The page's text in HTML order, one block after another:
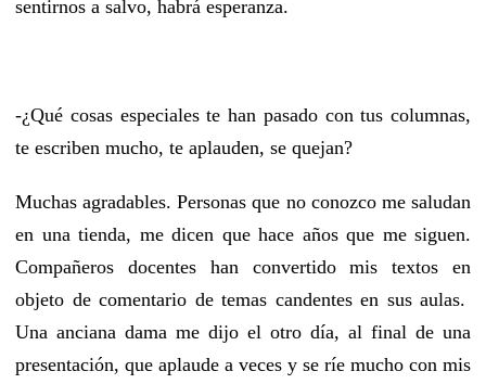
sentirnos a salvo, habrá esperanza.
-¿Qué cosas especiales te han pasado con tus columnas,
te escriben mucho, te aplauden, se quejan?
Muchas agradables. Personas que no conozco me saludan
en una tienda, me dicen que hace años que me siguen.
Compañeros docentes han convertido mis textos en
objeto de comentario de temas candentes en sus aulas.
Una anciana dama me dijo el otro día, al final de una
presentación, que aplaude a veces y se ríe mucho con mis